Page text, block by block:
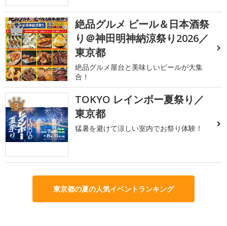
2
絶品グルメ ビール＆日本酒祭
り＠神田明神納涼祭り2026／
東京都
絶品グルメ屋台と美味しいビールが大集
合！
3
TOKYO レインボー夏祭り／
東京都
猛暑を避けて涼しい室内でお祭り体験！
東京都の夏の人気イベントランキング